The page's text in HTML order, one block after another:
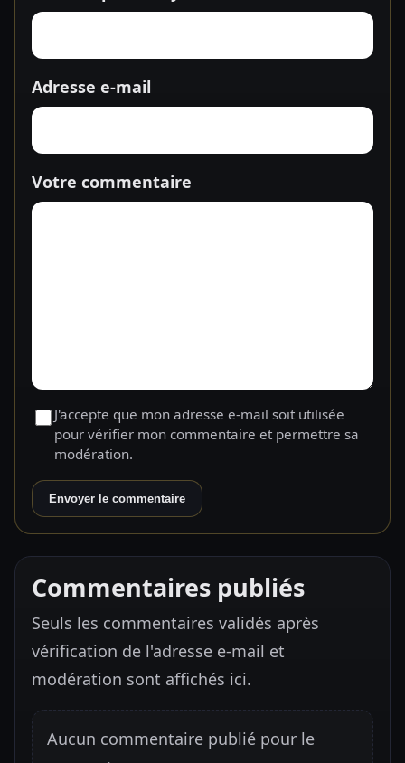
Adresse e-mail
Votre commentaire
J'accepte que mon adresse e-mail soit utilisée
pour vérifier mon commentaire et permettre sa
modération.
Envoyer le commentaire
Commentaires publiés
Seuls les commentaires validés après
vérification de l'adresse e-mail et
modération sont affichés ici.
Aucun commentaire publié pour le